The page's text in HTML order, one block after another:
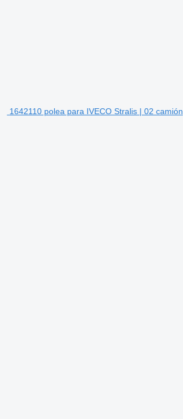
1642110 polea para IVECO Stralis | 02 camión